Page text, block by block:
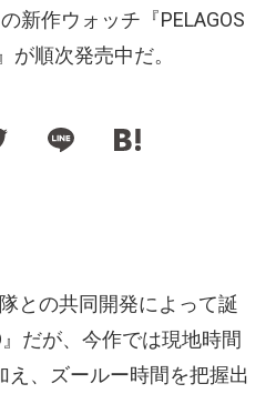
新作ウォッチ『PELAGOS
が順次発売中だ。
との共同開発によって誕
』だが、今作では現地時間
え、ズールー時間を把握出